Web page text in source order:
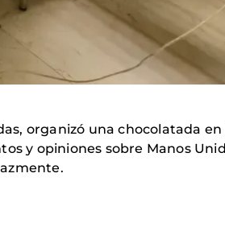
organizó una chocolatada en
y opiniones sobre Manos